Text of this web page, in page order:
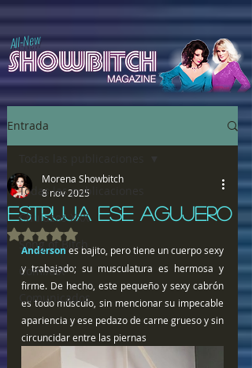
All-New
Entrada
Todas las publicaciones
Chulazos XXX
Song of Bitch
ComiXXX
Comunicados
ESTRUJA ESE AGUJERO
Morena Showbitch
8 nov 2025
Obtuvo NaN de 5 estrellas.
Anderson es bajito, pero tiene un cuerpo sexy
y trabajado; su musculatura es hermosa y
firme. De hecho, este pequeño y sexy cabrón
es todo músculo, sin mencionar su impecable
apariencia y ese pedazo de carne grueso y sin
circuncidar entre las piernas